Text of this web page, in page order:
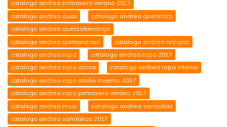
catalogo andrea primavera verano 2017
catalogo andrea quax
catalogo andrea queretaro
catalogo andrea quetzaltenango
catalogo andrea quintana roo
catalogo andrea rebajas
catalogo andrea ropa
catalogo andrea ropa 2017
catalogo andrea ropa dama
catalogo andrea ropa interior
catalogo andrea ropa otoño invierno 2017
catalogo andrea ropa primavera verano 2017
catalogo andrea rossi
catalogo andrea sandalias
catalogo andrea sandalias 2017